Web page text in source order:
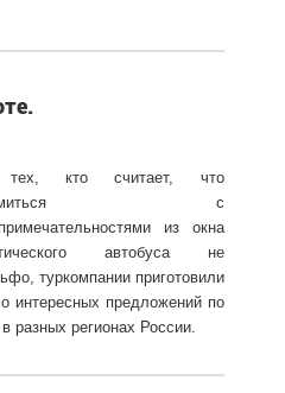
кто считает, что
с
из окна
автобуса не
туркомпании приготовили
интересных предложений по
разных регионах России.